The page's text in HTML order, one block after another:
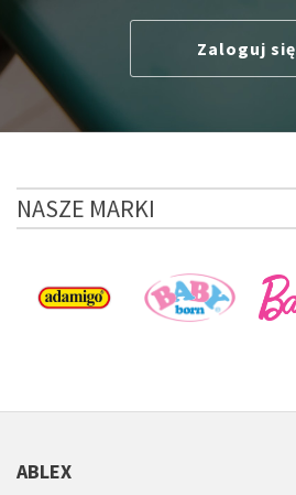
Zaloguj się
NASZE MARKI
ABLEX